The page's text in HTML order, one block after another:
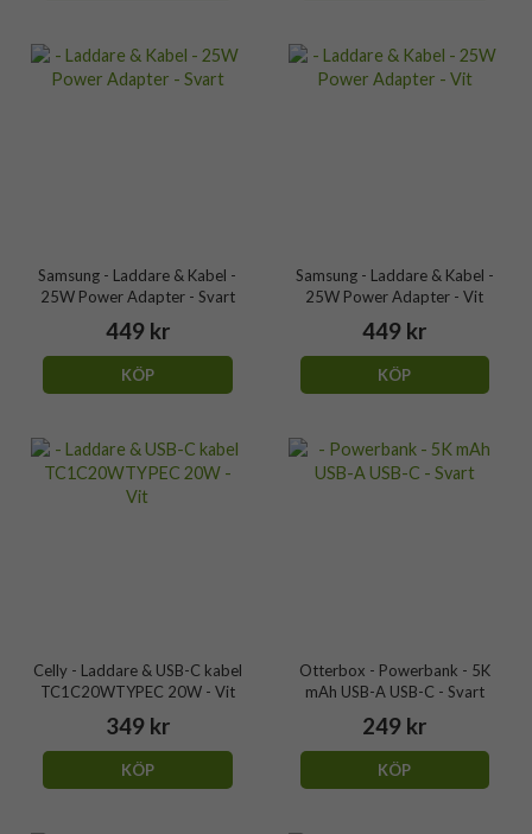
Samsung - Laddare & Kabel -
25W Power Adapter - Svart
449 kr
KÖP
Samsung - Laddare & Kabel -
25W Power Adapter - Vit
449 kr
KÖP
Celly - Laddare & USB-C kabel
TC1C20WTYPEC 20W - Vit
349 kr
KÖP
Otterbox - Powerbank - 5K
mAh USB-A USB-C - Svart
249 kr
KÖP